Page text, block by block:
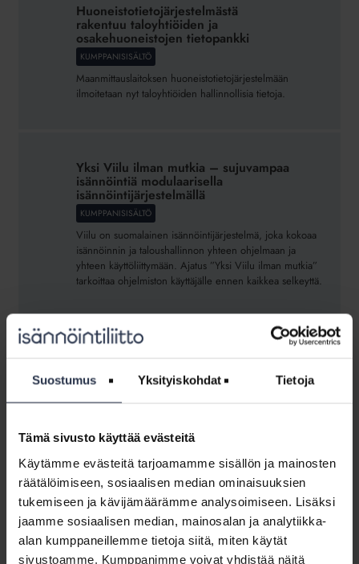
Suostumus Yksityiskohdat Tietoja
Tämä sivusto käyttää evästeitä
Käytämme evästeitä tarjoamamme sisällön ja mainosten
räätälöimiseen, sosiaalisen median ominaisuuksien
tukemiseen ja kävijämäärämme analysoimiseen. Lisäksi
jaamme sosiaalisen median, mainosalan ja analytiikka-
alan kumppaneillemme tietoja siitä, miten käytät
sivustoamme. Kumppanimme voivat yhdistää näitä
osakehuoneistojen
Huoneistotietojärjestelmästä
rakentuu taloyhtiöiden ja
osakehuoneistojen tietopankki
KUMPPANISISÄLTÖ
Maanmittauslaitoksen huoneistotietojärjestelmään
ilmoitetaan nyt taloyhtiöiden hallinnollisia tietoja.
modulaarisella
isännöintijärjestelmällä
Yksi Viilu ilman mutkia – sujuvampaa
isännöintiä modulaarisella
isännöintijärjestelmällä
KUMPPANISISÄLTÖ
Viilu on suomalainen isännöintijärjestelmä, joka kokoaa
isännöinnin ja taloushallinnon yhteen ohjelmaan ja
yhteen käyttöliittymään. Ajatus ”Yksi Viilu ilman mutkia”
tarkoittaa ohjelmiston käyttäjälle ennen kaikkea selkeyttä.
Avaa
Solutions
asiantuntijakumppanisi
digitalisaatiossa
digitalisaatiossa
KUMPPANISISÄLTÖ
kokoaa isännöinnin ja taloyhtiön keskeiset toiminnot
6
vinkkiä
isännöintijärjestelmän
valintaan
6 vinkkiä isännöintijärjestelmän valintaan
KUMPPANISISÄLTÖ